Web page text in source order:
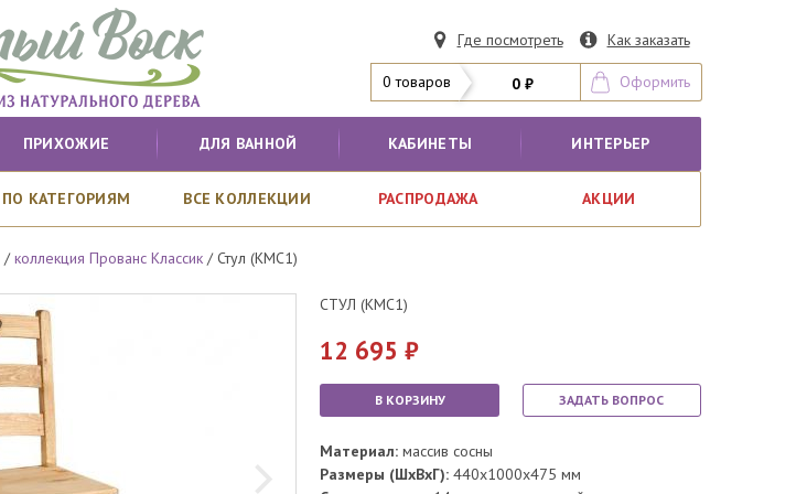
Где посмотреть Как заказать
0 товаров 0 ₽ Оформить
ПРИХОЖИЕ ДЛЯ ВАННОЙ КАБИНЕТЫ ИНТЕРЬЕР
ПО КАТЕГОРИЯМ ВСЕ КОЛЛЕКЦИИ РАСПРОДАЖА АКЦИИ
/коллекция Прованс Классик /Стул (KMC1)
СТУЛ (KMC1)
12 695
В КОРЗИНУ ЗАДАТЬ ВОПРОС
Материал: массив сосны
Размеры (ШхВхГ): 440x1000x475 мм